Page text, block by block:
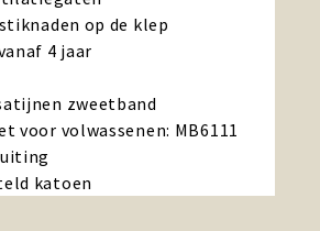
op de klep
4 jaar
zweetband
voor volwassenen: MB6111
katoen